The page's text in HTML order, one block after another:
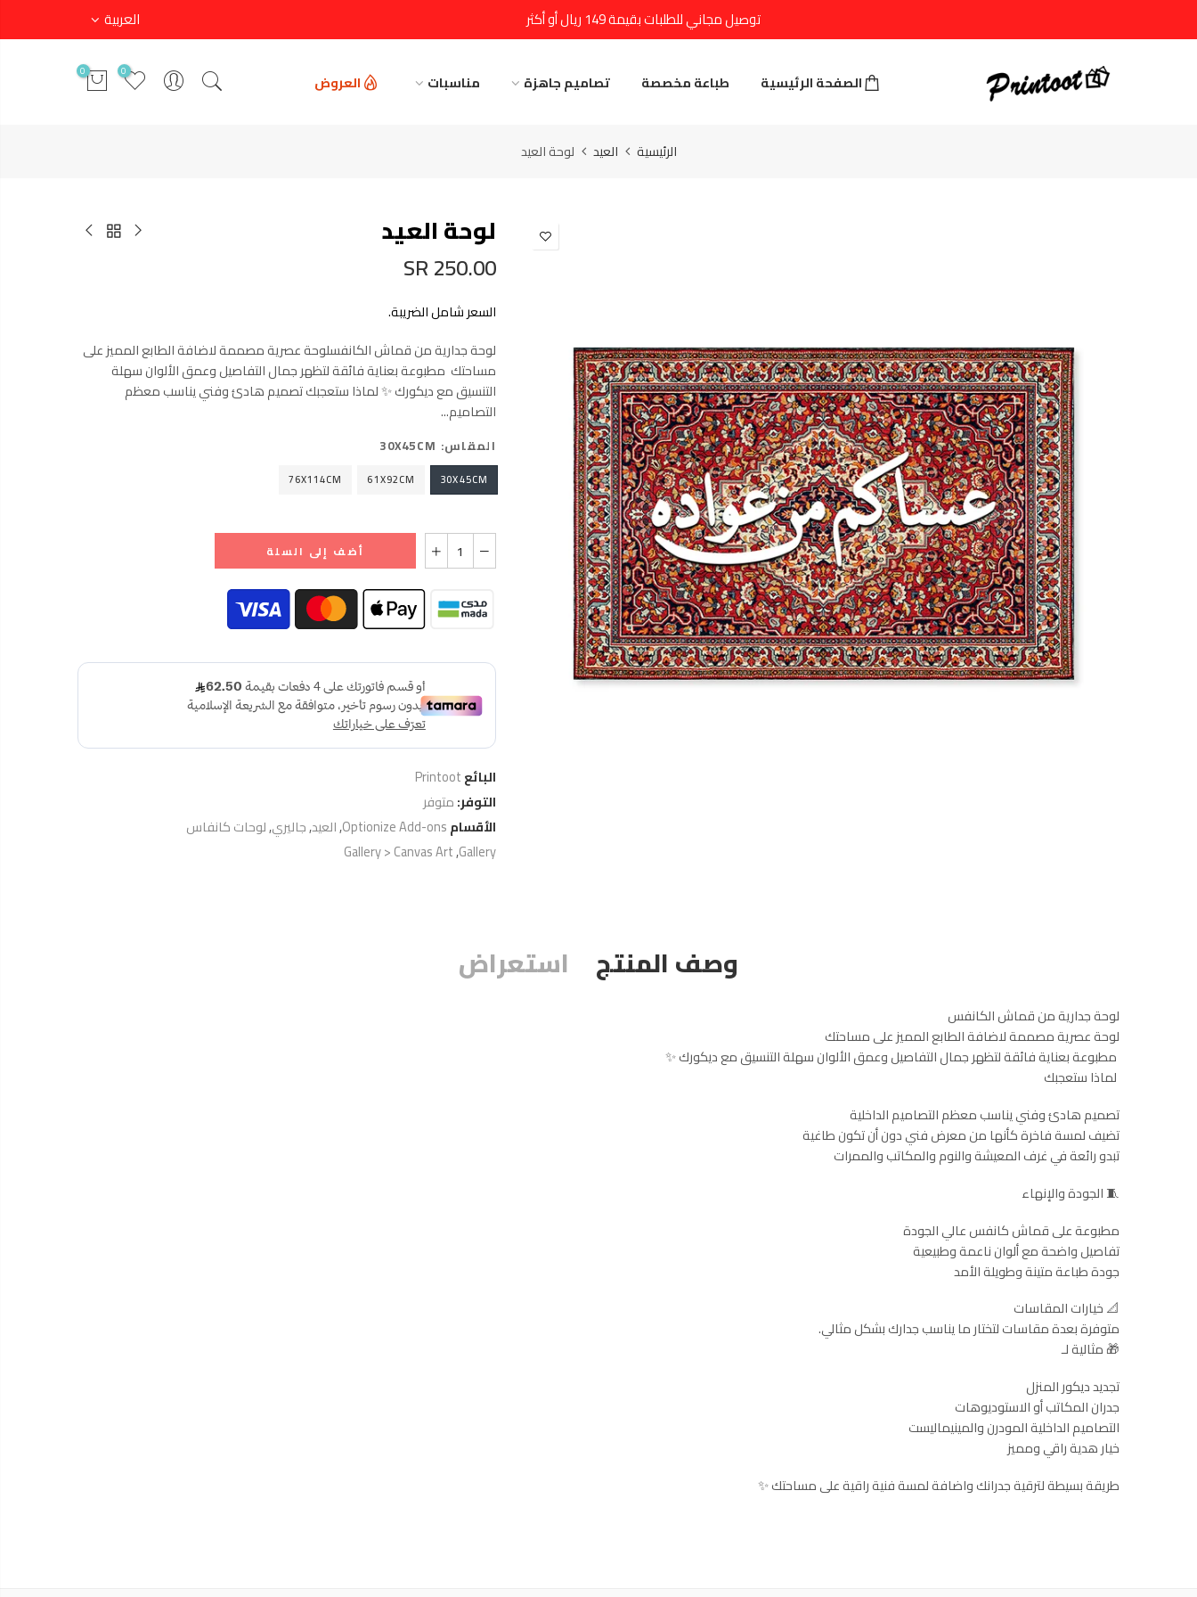
توصيل مجاني للطلبات بقيمة 149 ريال أو أكثر العربية
الصفحة الرئيسية طباعة مخصصة تصاميم جاهزة مناسبات العروض 0
0
الرئيسية العيد لوحة العيد
لوحة العيد
250.00 SR
السعر شامل الضريبة.
لوحة جدارية من قماش الكانفسلوحة عصرية مصممة لاضافة الطابع المميز على
مساحتك مطبوعة بعناية فائقة لتظهر جمال التفاصيل وعمق الألوان سهلة
التنسيق مع ديكورك ✨ لماذا ستعجبك تصميم هادئ وفني يناسب معظم
التصاميم...
المقاس: 30X45CM
30X45CM
61X92CM
76X114CM
أضف إلى السلة
البائعPrintoot
التوفر:متوفر
الأقسامOptionize Add-ons
,العيد,جاليري,لوحات كانفاس
Gallery
,
Gallery > Canvas Art
وصف المنتج استعراض
لوحة جدارية من قماش الكانفس
لوحة عصرية مصممة لاضافة الطابع المميز على مساحتك
مطبوعة بعناية فائقة لتظهر جمال التفاصيل وعمق الألوان سهلة التنسيق مع ديكورك ✨
لماذا ستعجبك
تصميم هادئ وفني يناسب معظم التصاميم الداخلية
تضيف لمسة فاخرة كأنها من معرض فني دون أن تكون طاغية
تبدو رائعة في غرف المعيشة والنوم والمكاتب والممرات
🧵 الجودة والإنهاء
مطبوعة على قماش كانفس عالي الجودة
تفاصيل واضحة مع ألوان ناعمة وطبيعية
جودة طباعة متينة وطويلة الأمد
📐 خيارات المقاسات
متوفرة بعدة مقاسات لتختار ما يناسب جدارك بشكل مثالي.
🎁 مثالية لـ
تجديد ديكور المنزل
جدران المكاتب أو الاستوديوهات
التصاميم الداخلية المودرن والمينيماليست
خيار هدية راقي ومميز
طريقة بسيطة لترقية جدرانك واضافة لمسة فنية راقية على مساحتك ✨